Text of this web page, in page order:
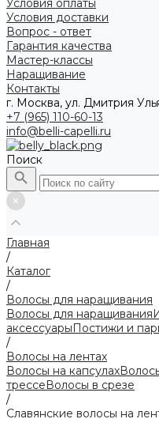
Условия оплаты
Условия доставки
Вопрос - ответ
Гарантия качества
Мастер-классы
Наращивание
Контакты
г. Москва, ул. Дмитрия
+7 (965) 110-60-13
info@belli-capelli.ru
Поиск
Главная
/
Каталог
/
Волосы для наращивания
Волосы для наращивания
аксессуарыПостижи и
/
Волосы на лентах
Волосы на капсулах
трессеВолосы в срезе
/
Славянские волосы на